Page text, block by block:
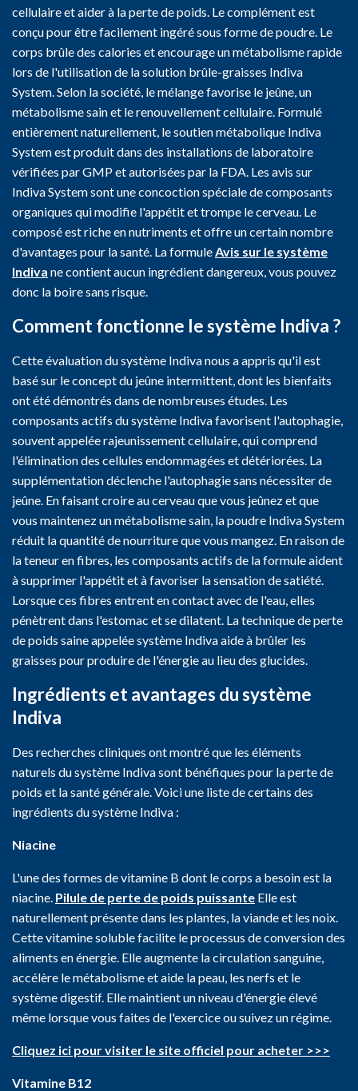
cellulaire et aider à la perte de poids. Le complément est
conçu pour être facilement ingéré sous forme de poudre. Le
corps brûle des calories et encourage un métabolisme rapide
lors de l'utilisation de la solution brûle-graisses Indiva
System. Selon la société, le mélange favorise le jeûne, un
métabolisme sain et le renouvellement cellulaire. Formulé
entièrement naturellement, le soutien métabolique Indiva
System est produit dans des installations de laboratoire
vérifiées par GMP et autorisées par la FDA. Les avis sur
Indiva System sont une concoction spéciale de composants
organiques qui modifie l'appétit et trompe le cerveau. Le
composé est riche en nutriments et offre un certain nombre
d'avantages pour la santé. La formuleAvis sur le système
Indiva ne contient aucun ingrédient dangereux, vous pouvez
donc la boire sans risque.
Comment fonctionne le système Indiva ?
Cette évaluation du système Indiva nous a appris qu'il est
basé sur le concept du jeûne intermittent, dont les bienfaits
ont été démontrés dans de nombreuses études. Les
composants actifs du système Indiva favorisent l'autophagie,
souvent appelée rajeunissement cellulaire, qui comprend
l'élimination des cellules endommagées et détériorées. La
supplémentation déclenche l'autophagie sans nécessiter de
jeûne. En faisant croire au cerveau que vous jeûnez et que
vous maintenez un métabolisme sain, la poudre Indiva System
réduit la quantité de nourriture que vous mangez. En raison de
la teneur en fibres, les composants actifs de la formule aident
à supprimer l'appétit et à favoriser la sensation de satiété.
Lorsque ces fibres entrent en contact avec de l'eau, elles
pénètrent dans l'estomac et se dilatent. La technique de perte
de poids saine appelée système Indiva aide à brûler les
graisses pour produire de l'énergie au lieu des glucides.
Ingrédients et avantages du système
Indiva
Des recherches cliniques ont montré que les éléments
naturels du système Indiva sont bénéfiques pour la perte de
poids et la santé générale. Voici une liste de certains des
ingrédients du système Indiva :
Niacine
L'une des formes de vitamine B dont le corps a besoin est la
niacine. Pilule de perte de poids puissante Elle est
naturellement présente dans les plantes, la viande et les noix.
Cette vitamine soluble facilite le processus de conversion des
aliments en énergie. Elle augmente la circulation sanguine,
accélère le métabolisme et aide la peau, les nerfs et le
système digestif. Elle maintient un niveau d'énergie élevé
même lorsque vous faites de l'exercice ou suivez un régime.
Cliquez ici pour visiter le site officiel pour acheter >>>
Vitamine B12